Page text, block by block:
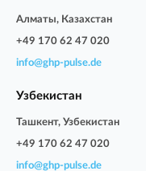
Алматы, Казахстан
+49 170 62 47 020
info@ghp-pulse.de
Узбекистан
Ташкент, Узбекистан
+49 170 62 47 020
info@ghp-pulse.de